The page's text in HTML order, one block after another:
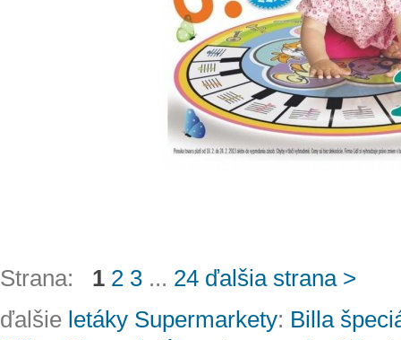
Strana: 1 2 3 ... 24 ďalšia strana >
ďalšie letáky Supermarkety: Billa